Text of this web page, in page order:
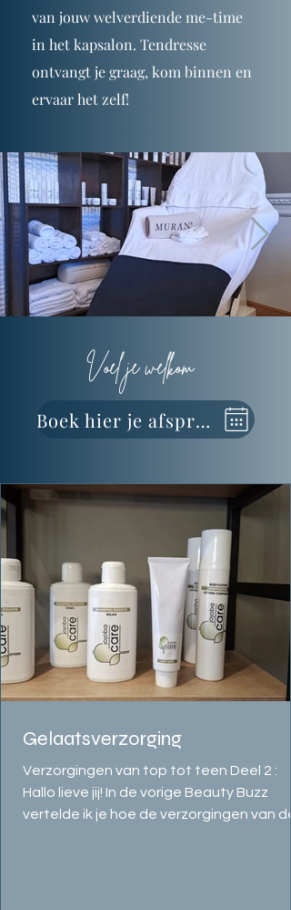
van jouw welverdiende me-time
in het kapsalon. Tendresse
ontvangt je graag, kom binnen en
ervaar het zelf!
Voel je welkom
Boek hier je afspraak
Gelaatsverzorging
Verzorgingen van top tot teen Deel 2 :
Hallo lieve jij! In de vorige Beauty Buzz
vertelde ik je hoe de verzorgingen van de